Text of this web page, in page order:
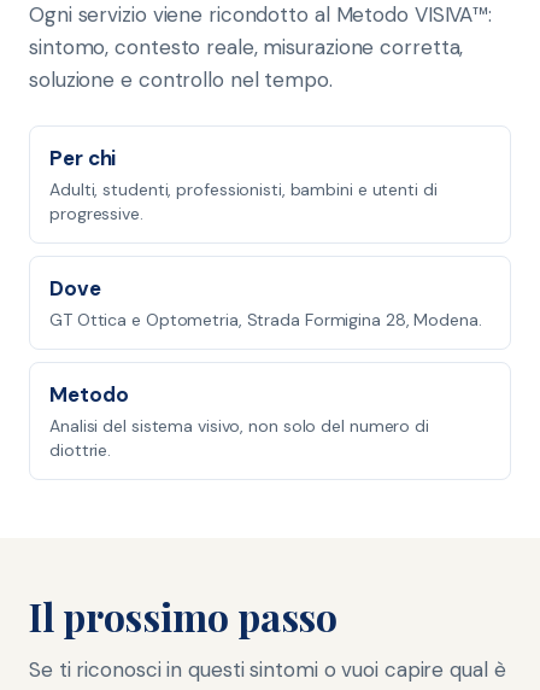
Ogni servizio viene ricondotto al Metodo VISIVA™:
sintomo, contesto reale, misurazione corretta,
soluzione e controllo nel tempo.
Per chi
Adulti, studenti, professionisti, bambini e utenti di
progressive.
Dove
GT Ottica e Optometria, Strada Formigina 28, Modena.
Metodo
Analisi del sistema visivo, non solo del numero di
diottrie.
Il prossimo passo
Se ti riconosci in questi sintomi o vuoi capire qual è